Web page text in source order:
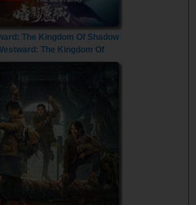
The Kingdom Of Shadow
The Kingdom Of
(2023) - Vietsub